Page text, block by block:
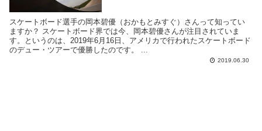
スケートボード選手の岡本碧優（おかもとみすぐ）さんって知ってい
ますか？ スケートボード界では今、岡本碧優さんが注目されていま
す。というのは、2019年6月16日、アメリカで行われたスケートボード
のデュー・ツアーで優勝したのです。 ...
2019.06.30